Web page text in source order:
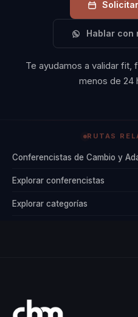
Hablar con
Te ayudamos a validar fit,
menos de 24
RUTAS
Conferencistas de Cambio y
Explorar conferencistas
Explorar categorías